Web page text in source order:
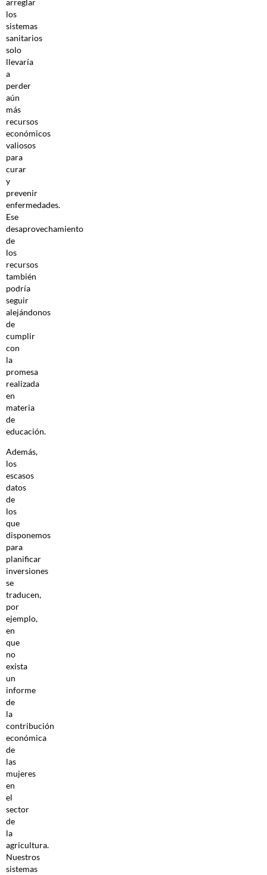
los
sistemas
sanitarios
solo
llevaría
a
perder
aún
más
recursos
económicos
valiosos
para
curar
y
prevenir
enfermedades.
Ese
desaprovechamiento
de
los
recursos
también
podría
seguir
alejándonos
de
cumplir
con
la
promesa
realizada
en
materia
de
educación.
Además,
los
escasos
datos
de
los
que
disponemos
para
planificar
inversiones
se
traducen,
por
ejemplo,
en
que
no
exista
un
informe
de
la
contribución
económica
de
las
mujeres
en
el
sector
de
la
agricultura.
Nuestros
sistemas